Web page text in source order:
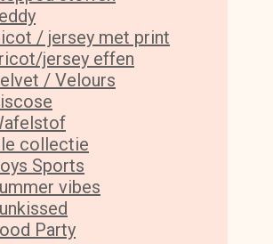
/ jersey met print
jersey effen
/ Velours
collectie
Sports
vibes
Party